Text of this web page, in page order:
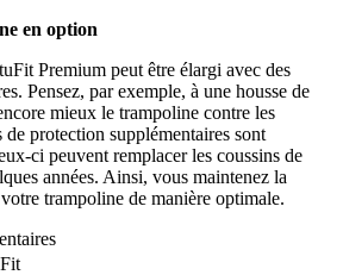
en option
Premium peut être élargi avec des
Pensez, par exemple, à une housse de
mieux le trampoline contre les
protection supplémentaires sont
ci peuvent remplacer les coussins de
années. Ainsi, vous maintenez la
trampoline de manière optimale.